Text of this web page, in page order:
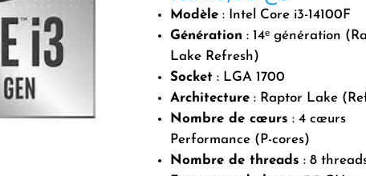
Modèle: Intel Core i3-14100F
Génération : 14ᵉ génération
Lake Refresh)
Socket: LGA 1700
Architecture: Raptor Lake
Nombre de cœurs : 4 cœurs
Performance (P-cores)
Nombre de threads : 8